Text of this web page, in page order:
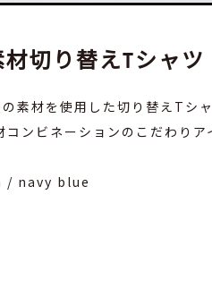
切り替えTシャツ
材を使用した切り替えTシャ
ンビネーションのこだわりア
navy blue